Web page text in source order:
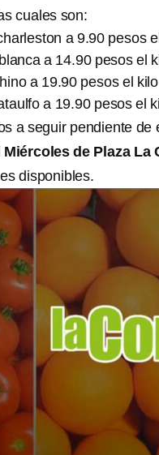
cuales son:
a 9.90 pesos
a 14.90 pesos el
a 19.90 pesos el kilo
a 19.90 pesos el
a seguir pendiente de
de Plaza La
disponibles.